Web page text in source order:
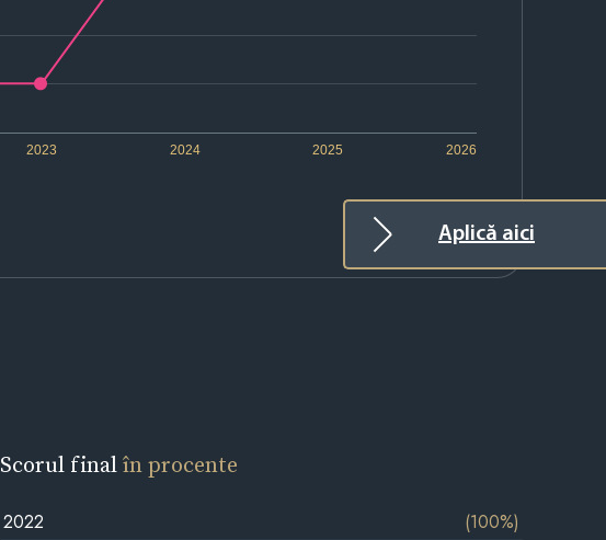
Aplică aici
2023 2024 2025 2026
Scorul finalîn procente
2022
(100%)